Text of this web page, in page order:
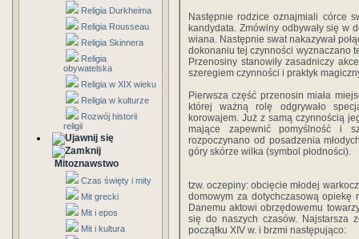
Religia Durkheima
Religia Rousseau
Religia Skinnera
Religia
obywatelska
Religia w XIX wieku
Religia w kulturze
Rozwój historii
religii
Mitoznawstwo
Czas święty i mity
Mit grecki
Mit i epos
Mit i kultura
Następnie rodzice oznajmiali córce
kandydata. Zmówiny odbywały się w
wiana. Następnie swat nakazywał
dokonaniu tej czynności wy­znaczano
Przenosiny stanowiły zasadniczy
szeregiem czynności i praktyk
Pierwsza część przenosin miała
której ważną rolę odgrywało
korowajem. Już z samą czynnością
mające zapewnić pomyślność i
rozpoczynano od posadzenia
góry skórze wilka (symbol płod­ności).
tzw. oczepiny: obcięcie młodej
domowym za dotychczasową opiekę
Danemu akto­wi obrzędowemu
się do naszych czasów. Najstarsza
początku XIV w. i brzmi następująco: